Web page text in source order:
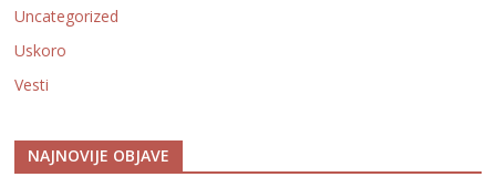
Uncategorized
Uskoro
Vesti
NAJNOVIJE OBJAVE